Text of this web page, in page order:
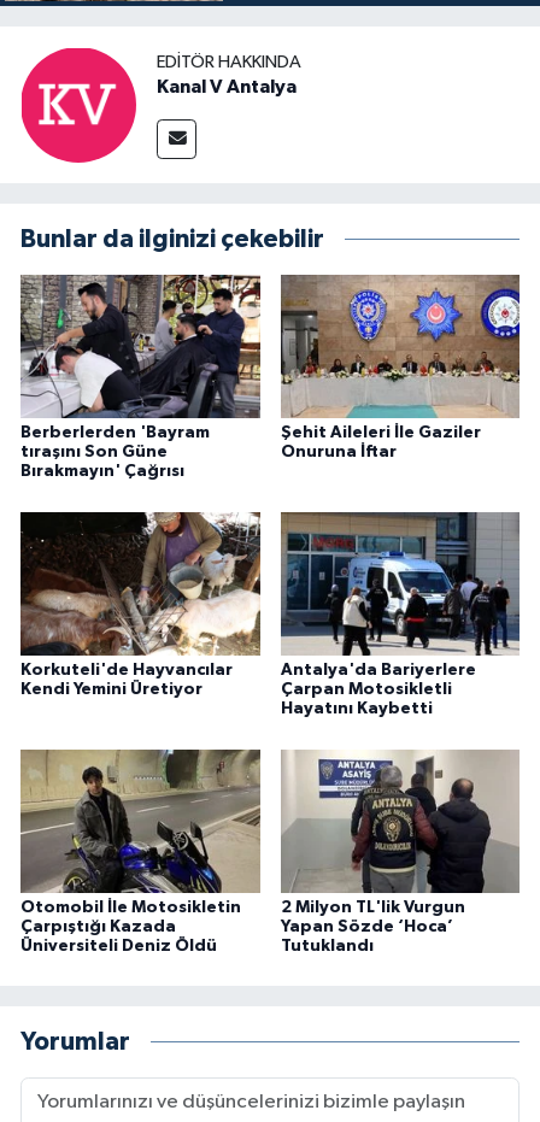
EDITÖR HAKKINDA
Kanal V Antalya
Bunlar da ilginizi çekebilir
Berberlerden 'Bayram
tıraşını Son Güne
Bırakmayın' Çağrısı
Şehit Aileleri İle Gaziler
Onuruna İftar
Korkuteli'de Hayvancılar
Kendi Yemini Üretiyor
Antalya'da Bariyerlere
Çarpan Motosikletli
Hayatını Kaybetti
Otomobil İle Motosikletin
Çarpıştığı Kazada
Üniversiteli Deniz Öldü
2 Milyon TL'lik Vurgun
Yapan Sözde ‘Hoca’
Tutuklandı
Yorumlar